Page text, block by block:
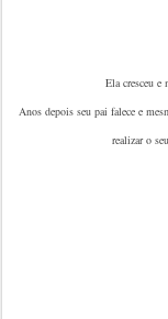
Ela cresceu e
Anos depois seu pai falece e
realizar o